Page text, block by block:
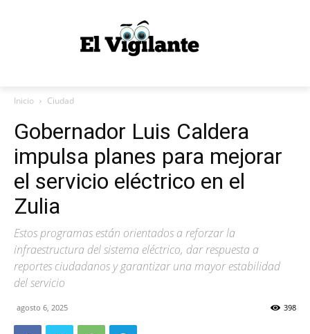
Inicio Ciudad
Gobernador Luis Caldera
impulsa planes para mejorar
el servicio eléctrico en el
Zulia
Estos programas están orientados a reforzar la
infraestructura del sistema eléctrico, dar respuesta a
reportes ciudadanos y garantizar una mayor estabilidad
del servicio
agosto 6, 2025 398